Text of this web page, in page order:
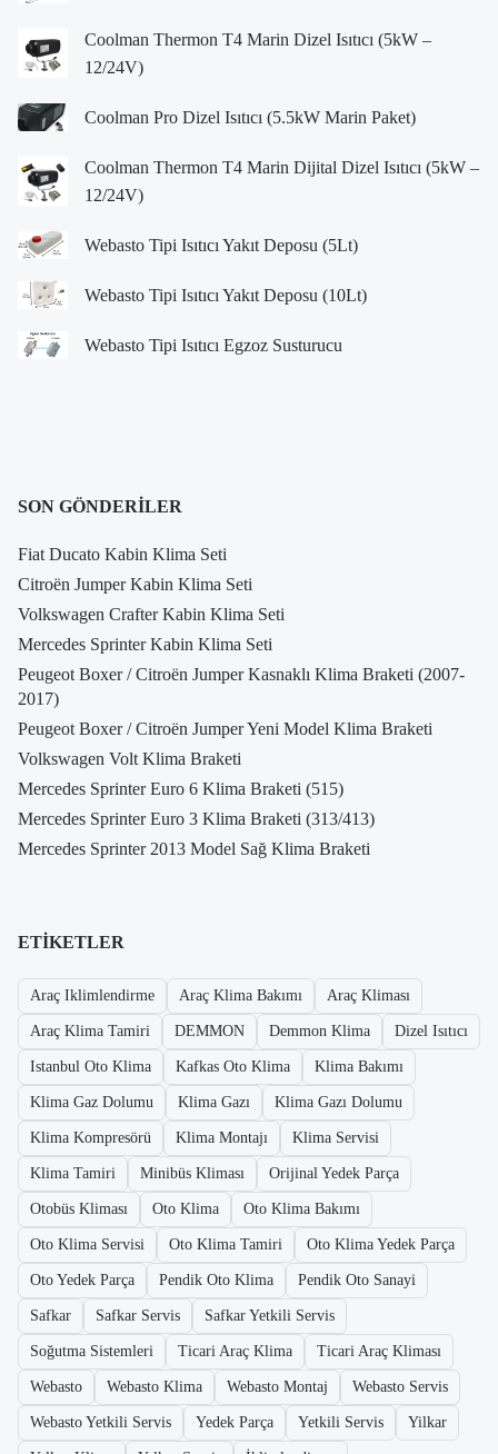
Coolman Thermon T4 Marin Dizel Isıtıcı (5kW –
12/24V)
Coolman Pro Dizel Isıtıcı (5.5kW Marin Paket)
Coolman Thermon T4 Marin Dijital Dizel Isıtıcı (5kW –
12/24V)
Webasto Tipi Isıtıcı Yakıt Deposu (5Lt)
Webasto Tipi Isıtıcı Yakıt Deposu (10Lt)
Webasto Tipi Isıtıcı Egzoz Susturucu
SON GÖNDERILER
Fiat Ducato Kabin Klima Seti
Citroën Jumper Kabin Klima Seti
Volkswagen Crafter Kabin Klima Seti
Mercedes Sprinter Kabin Klima Seti
Peugeot Boxer / Citroën Jumper Kasnaklı Klima Braketi (2007-
2017)
Peugeot Boxer / Citroën Jumper Yeni Model Klima Braketi
Volkswagen Volt Klima Braketi
Mercedes Sprinter Euro 6 Klima Braketi (515)
Mercedes Sprinter Euro 3 Klima Braketi (313/413)
Mercedes Sprinter 2013 Model Sağ Klima Braketi
ETIKETLER
Araç Iklimlendirme Araç Klima Bakımı Araç Kliması
Araç Klima Tamiri DEMMON Demmon Klima Dizel Isıtıcı
Istanbul Oto Klima Kafkas Oto Klima Klima Bakımı
Klima Gaz Dolumu Klima Gazı Klima Gazı Dolumu
Klima Kompresörü Klima Montajı Klima Servisi
Klima Tamiri Minibüs Kliması Orijinal Yedek Parça
Otobüs Kliması Oto Klima Oto Klima Bakımı
Oto Klima Servisi Oto Klima Tamiri Oto Klima Yedek Parça
Oto Yedek Parça Pendik Oto Klima Pendik Oto Sanayi
Safkar Safkar Servis Safkar Yetkili Servis
Soğutma Sistemleri Ticari Araç Klima Ticari Araç Kliması
Webasto Webasto Klima Webasto Montaj Webasto Servis
Webasto Yetkili Servis Yedek Parça Yetkili Servis Yilkar